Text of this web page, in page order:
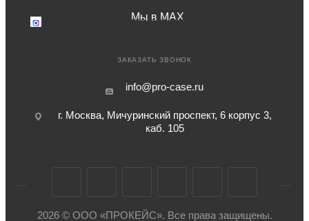
Мы в MAX
Мы в MAX
Перейдите в мессенджер MAX
ЗАКАЗАТЬ ЗВОНОК
info@pro-case.ru
г. Москва, Мичуринский проспект, 6 корпус 3,
каб. 105
2026 © ООО «ПРОКЕЙС». Все права защищены.